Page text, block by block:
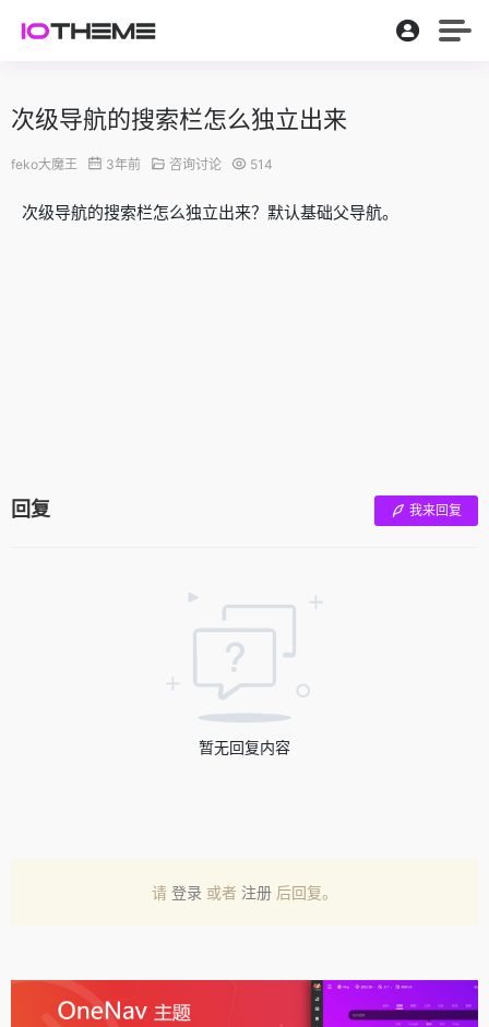
次级导航的搜索栏怎么独立出来
feko大魔王 3年前 咨询讨论 514
次级导航的搜索栏怎么独立出来？默认基础父导航。
回复 我来回复
暂无回复内容
请 登录 或者 注册 后回复。